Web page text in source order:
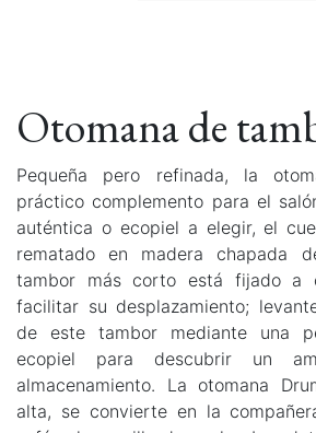
Otomana de
Pequeña pero refinada, la
práctico complemento para el
auténtica o ecopiel a elegir, el
rematado en madera chapada
tambor más corto está fijado a
facilitar su desplazamiento;
de este tambor mediante una
ecopiel para descubrir un
almacenamiento. La otomana
alta, se convierte en la